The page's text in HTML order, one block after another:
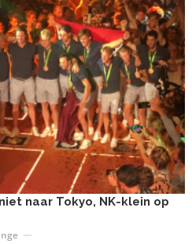
naar Tokyo, NK-klein op